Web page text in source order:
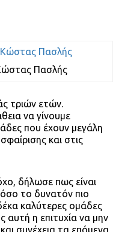
Πασλής
τριών ετών.
να γίνουμε
που έχουν μεγάλη
και στις
δήλωσε πως είναι
το δυνατόν πιο
καλύτερες ομάδες
η επιτυχία να μην
συνέχεια τα επόμενα